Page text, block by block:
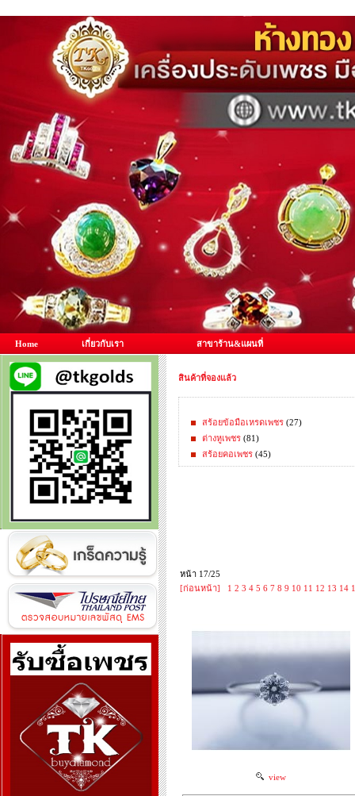
Home เกี่ยวกับเรา สาขาร้าน&แผนที่
สินค้าที่จองแล้ว
สร้อยข้อมือเหรดเพชร (27)
ต่างหูเพชร (81)
สร้อยคอเพชร (45)
หน้า 17/25
[ก่อนหน้า]
1 2 3 4 5 6 7 8 9 10 11 12 13 14
view